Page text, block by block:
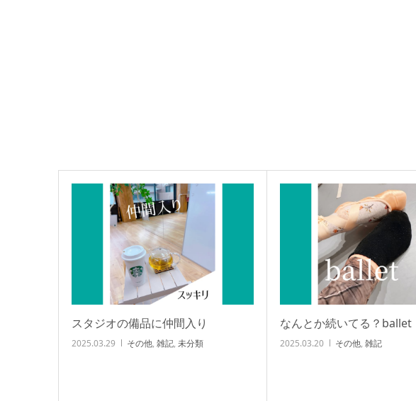
スタジオの備品に仲間入り
2025.03.29 その他, 雑記, 未分類
なんとか続いてる？ballet
2025.03.20 その他, 雑記